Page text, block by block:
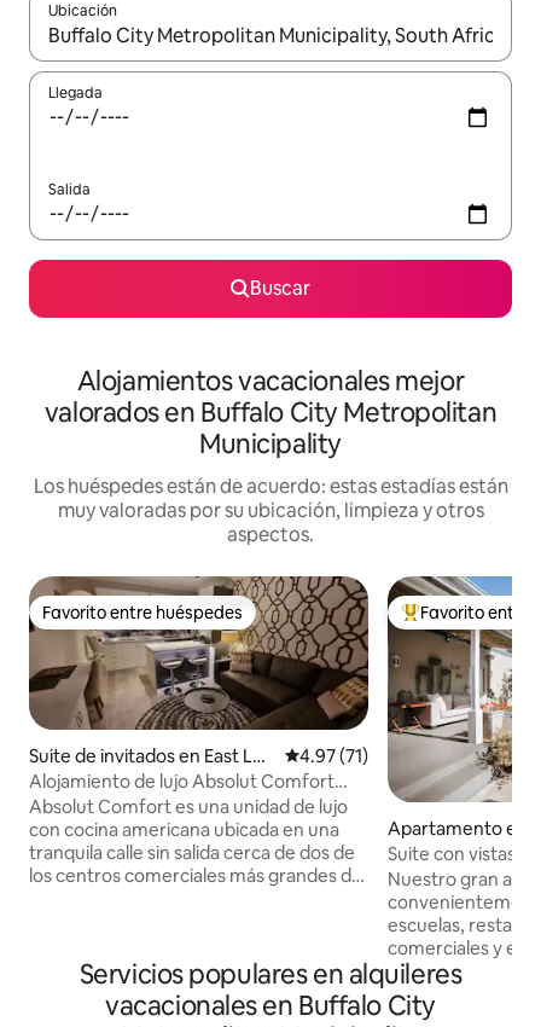
Ubicación
Cuando los resultados estén disponibles, navega con las
Llegada
Salida
Buscar
Alojamientos vacacionales mejor
valorados en Buffalo City Metropolitan
Municipality
Los huéspedes están de acuerdo: estas estadías están
muy valoradas por su ubicación, limpieza y otros
aspectos.
Favorito entre huéspedes
Favorito entre huéspedes
Suite de invitados en East Lon
don
Calificación promedio: 4.97 de
4.97 (71)
Alojamiento de lujo Absolut Comfort
con cocina
Absolut Comfort es una unidad de lujo
con cocina americana ubicada en una
tranquila calle sin salida cerca de dos de
los centros comerciales más grandes del
necesitar de la A a la Z. Desde
atardeceres y braais bajo la lapa de paja
alrededor de la piscina, hasta ponerse al
Favorito entre
Favorito entre
Apartamento en
n
Suite con vistas al
Nuestro gran
escuelas,
comerciales y
Nahoon Beach. Nuestro apartamento
nunca se ve
energía. Tenemos energía solar, batería
Servicios populares en alquileres
vacacionales en Buffalo City